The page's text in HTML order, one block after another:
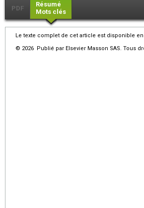
PDF
Résumé
Mots clés
Le texte complet de cet article est disponible en
© 2026 Publié par Elsevier Masson SAS. Tous